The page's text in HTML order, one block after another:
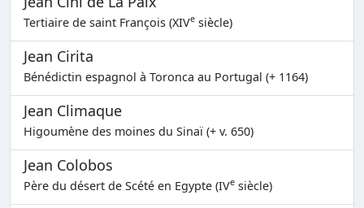
Tertiaire de saint François (XIVe siècle)
Jean Cirita
Bénédictin espagnol à Toronca au Portugal (+ 1164)
Jean Climaque
Higoumène des moines du Sinaï (+ v. 650)
Jean Colobos
Père du désert de Scété en Egypte (IVe siècle)